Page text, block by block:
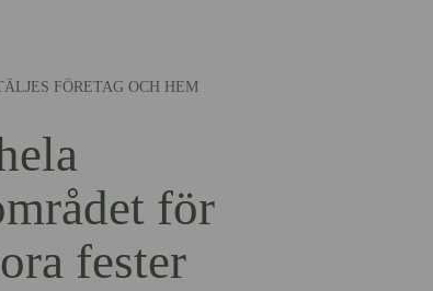
FÖRETAG OCH HEM
för
fester